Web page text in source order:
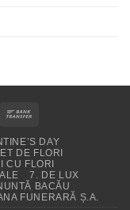
DAY
DE FLORI
CU FLORI
7. DE LUX
BACĂU
FUNERARĂ Ș.A.